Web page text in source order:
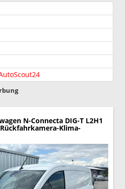
N-Connecta DIG-T L2H1
Rückfahrkamera-Klima-